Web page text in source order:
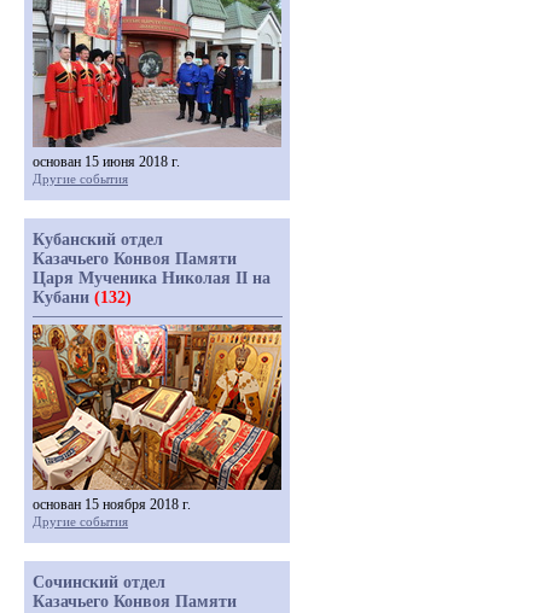
основан 15 июня 2018 г.
Другие события
Кубанский отдел
Казачьего Конвоя Памяти
Царя Мученика Николая II на
Кубани (132)
основан 15 ноября 2018 г.
Другие события
Сочинский отдел
Казачьего Конвоя Памяти